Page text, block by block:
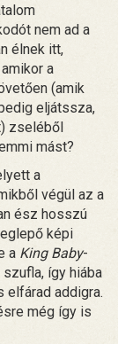
nem ad a
élnek itt,
a
(amik
eljátssza,
zseléből
mást?
a
végül az a
ész hosszú
képi
a King Baby-
így hiába
elfárad addigra.
még így is